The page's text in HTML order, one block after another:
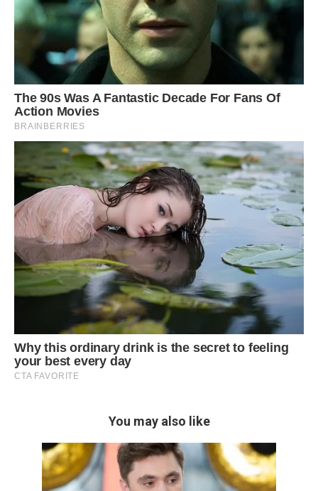
You may also like